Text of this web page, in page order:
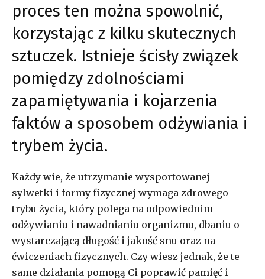
proces ten można spowolnić,
korzystając z kilku skutecznych
sztuczek. Istnieje ścisły związek
pomiędzy zdolnościami
zapamiętywania i kojarzenia
faktów a sposobem odżywiania i
trybem życia.
Każdy wie, że utrzymanie wysportowanej
sylwetki i formy fizycznej wymaga zdrowego
trybu życia, który polega na odpowiednim
odżywianiu i nawadnianiu organizmu, dbaniu o
wystarczającą długość i jakość snu oraz na
ćwiczeniach fizycznych. Czy wiesz jednak, że te
same działania pomogą Ci poprawić pamięć i